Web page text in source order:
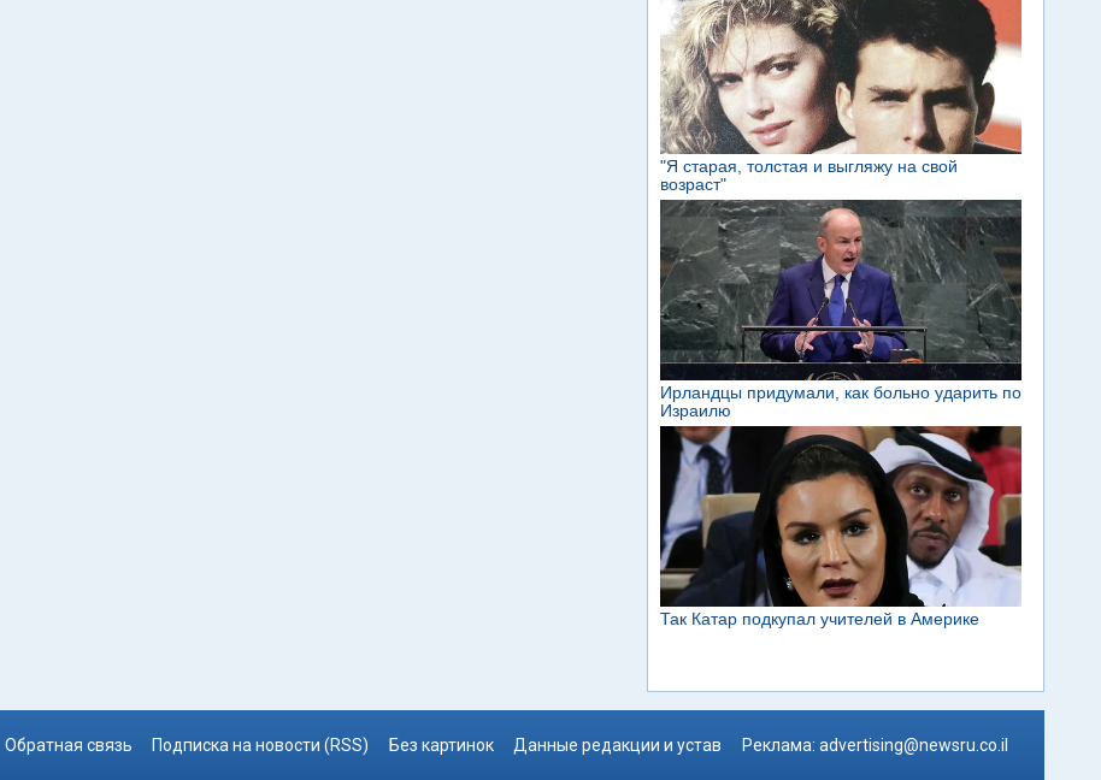
Обратная связь Подписка на новости (RSS) Без картинок Данные редакции и устав Реклама: advertising@newsru.co.il